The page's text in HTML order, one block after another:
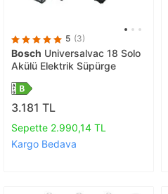
5 (3)
Bosch Universalvac 18 Solo
Akülü Elektrik Süpürge
3.181 TL
Sepette 2.990,14 TL
Kargo Bedava